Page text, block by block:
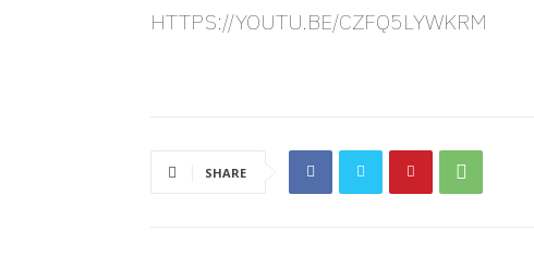
HTTPS://YOUTU.BE/CZFQ5LYWKRM
SHARE